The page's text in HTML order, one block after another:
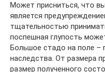
Может присниться, что
является
тщательностью
поспешная глупость
Большое стадо на поле –
наследства. От размера
размер полученного